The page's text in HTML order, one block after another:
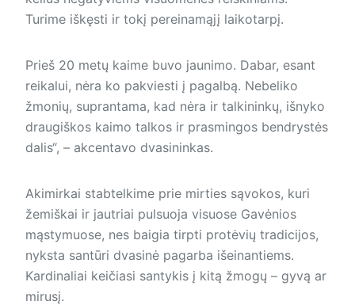
Turime iškęsti ir tokį pereinamąjį laikotarpį.
Prieš 20 metų kaime buvo jaunimo. Dabar, esant
reikalui, nėra ko pakviesti į pagalbą. Nebeliko
žmonių, suprantama, kad nėra ir talkininkų, išnyko
draugiškos kaimo talkos ir prasmingos bendrystės
dalis“, – akcentavo dvasininkas.
Akimirkai stabtelkime prie mirties sąvokos, kuri
žemiškai ir jautriai pulsuoja visuose Gavėnios
mąstymuose, nes baigia tirpti protėvių tradicijos,
nyksta santūri dvasinė pagarba išeinantiems.
Kardinaliai keičiasi santykis į kitą žmogų – gyvą ar
mirusį.